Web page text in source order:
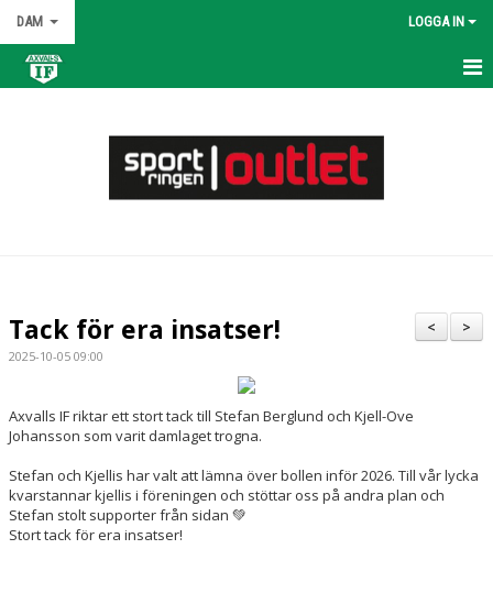
DAM LOGGA IN
BILDGALLERI
KONTAKT
>
<
Tack för era insatser!
2025-10-05 09:00
Axvalls IF riktar ett stort tack till Stefan Berglund och Kjell-Ove
Johansson som varit damlaget trogna.
Stefan och Kjellis har valt att lämna över bollen inför 2026. Till vår lycka
kvarstannar kjellis i föreningen och stöttar oss på andra plan och
Stefan stolt supporter från sidan 💚
Stort tack för era insatser!